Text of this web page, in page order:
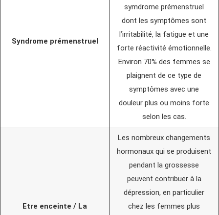
Syndrome prémenstruel
symdrome prémenstruel
dont les symptômes sont
l’irritabilité, la fatigue et une
forte réactivité émotionnelle.
Environ 70% des femmes se
plaignent de ce type de
symptômes avec une
douleur plus ou moins forte
selon les cas.
Etre enceinte / La
Les nombreux changements
hormonaux qui se produisent
pendant la grossesse
peuvent contribuer à la
dépression, en particulier
chez les femmes plus